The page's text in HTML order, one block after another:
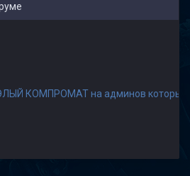
КОМПРОМАТ на админов которые